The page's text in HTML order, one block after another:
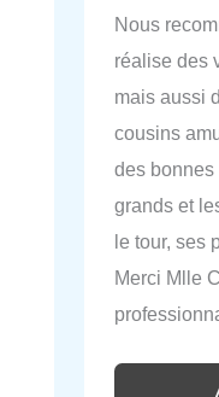
Nous
réalise des
mais aussi
cousins
des
grands et
le tour, ses
Merci Mlle